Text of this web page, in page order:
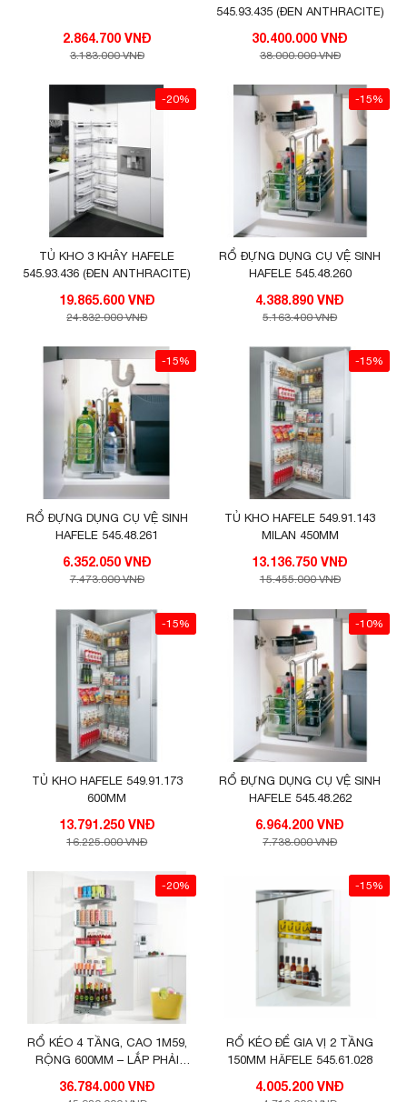
2.864.700 VNĐ
3.183.000 VNĐ
545.93.435 (ĐEN ANTHRACITE)
30.400.000 VNĐ
38.000.000 VNĐ
-20%
TỦ KHO 3 KHÂY HAFELE
545.93.436 (ĐEN ANTHRACITE)
19.865.600 VNĐ
24.832.000 VNĐ
-15%
RỔ ĐỰNG DỤNG CỤ VỆ SINH
HAFELE 545.48.260
4.388.890 VNĐ
5.163.400 VNĐ
-15%
RỔ ĐỰNG DỤNG CỤ VỆ SINH
HAFELE 545.48.261
6.352.050 VNĐ
7.473.000 VNĐ
-15%
TỦ KHO HAFELE 549.91.143
MILAN 450MM
13.136.750 VNĐ
15.455.000 VNĐ
-15%
TỦ KHO HAFELE 549.91.173
600MM
13.791.250 VNĐ
16.225.000 VNĐ
-10%
RỔ ĐỰNG DỤNG CỤ VỆ SINH
HAFELE 545.48.262
6.964.200 VNĐ
7.738.000 VNĐ
-20%
RỔ KÉO 4 TẦNG, CAO 1M59,
RỘNG 600MM – LẮP PHẢI
36.784.000 VNĐ
-15%
RỔ KÉO ĐỂ GIA VỊ 2 TẦNG
150MM HÄFELE 545.61.028
4.005.200 VNĐ